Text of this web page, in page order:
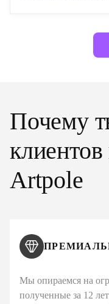
Почему
Artpole
Мы опираемся на
полученные за 12